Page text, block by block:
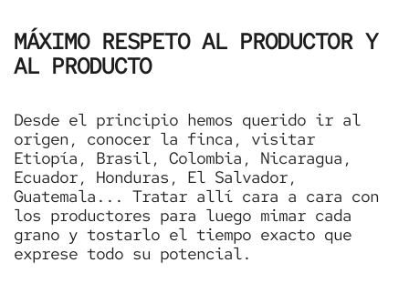
MÁXIMO RESPETO AL PRODUCTOR Y
AL PRODUCTO
Desde el principio hemos querido ir al
origen, conocer la finca, visitar
Etiopía, Brasil, Colombia, Nicaragua,
Ecuador, Honduras, El Salvador,
Guatemala... Tratar allí cara a cara con
los productores para luego mimar cada
grano y tostarlo el tiempo exacto que
exprese todo su potencial.